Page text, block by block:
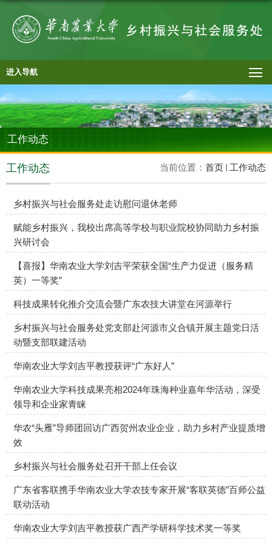
进入导航
工作动态
当前位置： 首页 工作动态
工作动态
乡村振兴与社会服务处走访慰问退休老师
赋能乡村振兴，我校出席高等学校与职业院校协同助力乡村振
兴研讨会
【喜报】华南农业大学刘吉平荣获全国“生产力促进（服务精
英）一等奖”
科技成果转化推介交流会暨广东农技大讲堂在河源举行
乡村振兴与社会服务处党支部赴河源市义合镇开展主题党日活
动暨支部联建活动
华南农业大学刘吉平教授获评“广东好人”
华南农业大学科技成果亮相2024年珠海种业嘉年华活动，深受
领导和企业家青睐
华农“头雁”导师团回访广西贺州农业企业，助力乡村产业提质增
效
乡村振兴与社会服务处召开干部上任会议
广东省客联携手华南农业大学农技专家开展“客联英德”百师公益
联动活动
华南农业大学刘吉平教授获广西产学研科学技术奖一等奖